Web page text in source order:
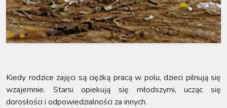
Kiedy rodzice zajęci są ciężką pracą w polu, dzieci pilnują się
wzajemnie. Starsi opiekują się młodszymi, ucząc się
dorosłości i odpowiedzialności za innych.